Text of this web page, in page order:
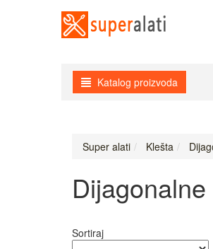
Katalog proizvoda
Super alati Klešta
Sortiraj